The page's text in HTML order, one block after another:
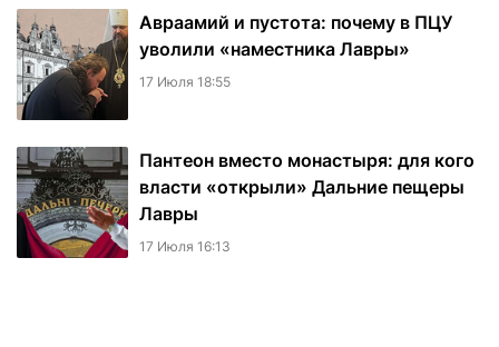
Авраамий и пустота: почему в ПЦУ
уволили «наместника Лавры»
17 Июля 18:55
Пантеон вместо монастыря: для кого
власти «открыли» Дальние пещеры
Лавры
17 Июля 16:13